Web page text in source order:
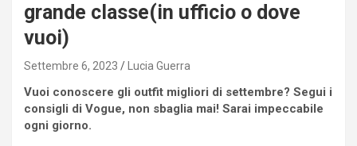
grande classe(in ufficio o dove
vuoi)
Settembre 6, 2023 Lucia Guerra
Vuoi conoscere gli outfit migliori di settembre? Segui i
consigli di Vogue, non sbaglia mai! Sarai impeccabile
ogni giorno.